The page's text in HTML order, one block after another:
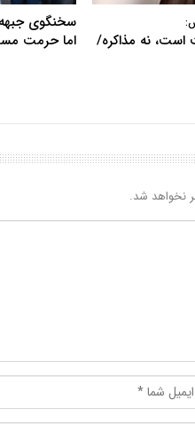
است، نه مذاکره/
سخنگوی جبهه
اما حرمت
نخواهد شد.